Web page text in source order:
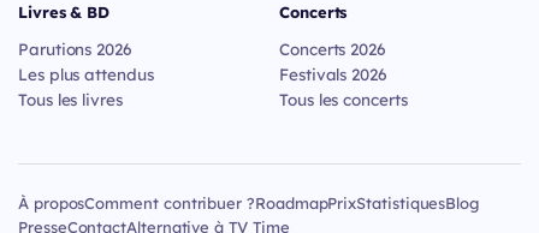
Livres & BD
Parutions 2026
Les plus attendus
Tous les livres
Concerts
Concerts 2026
Festivals 2026
Tous les concerts
À proposComment contribuer ?RoadmapPrixStatistiquesBlog
PresseContactAlternative à TV Time